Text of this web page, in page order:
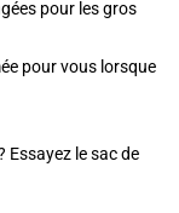
pour les gros
pour vous lorsque
Essayez le sac de